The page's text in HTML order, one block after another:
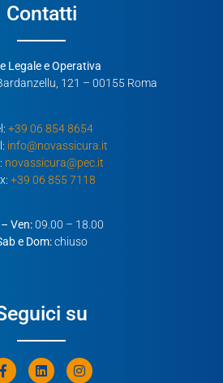
Contatti
Legale e Operativa
121 – 00155 Roma
+39 06 854 8654
info@novassicura.it
novassicura@pec.it
+39 06 855 7118
Ven:09.00 – 18.00
e Dom:chiuso
su